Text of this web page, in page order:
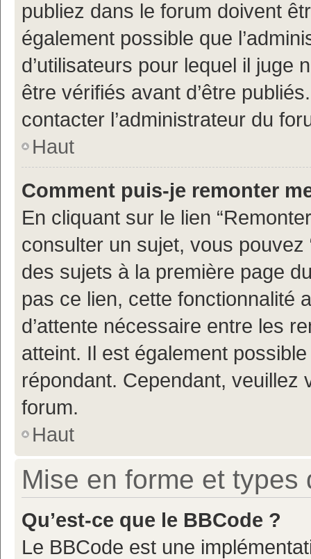
publiez dans le forum doivent
également possible que
d’utilisateurs pour lequel il juge
être vérifiés avant d’être
contacter l’administrateur du
Haut
Comment puis-je remonter
En cliquant sur le lien
consulter un sujet, vous pouvez
des sujets à la première page
pas ce lien, cette fonctionnalité
d’attente nécessaire entre les
atteint. Il est également
répondant. Cependant,
forum.
Haut
Mise en forme et types
Qu’est-ce que le BBCode ?
Le BBCode est une